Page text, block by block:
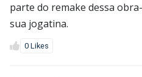
parte do remake dessa
sua jogatina.
0 Likes